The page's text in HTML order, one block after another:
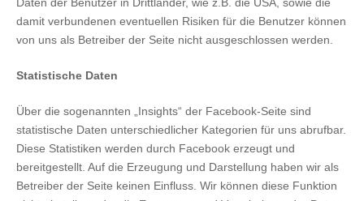
damit verbundenen eventuellen Risiken für die Benutzer können
von uns als Betreiber der Seite nicht ausgeschlossen werden.
Statistische Daten
Über die sogenannten „Insights“ der Facebook-Seite sind
statistische Daten unterschiedlicher Kategorien für uns abrufbar.
Diese Statistiken werden durch Facebook erzeugt und
bereitgestellt. Auf die Erzeugung und Darstellung haben wir als
Betreiber der Seite keinen Einfluss. Wir können diese Funktion